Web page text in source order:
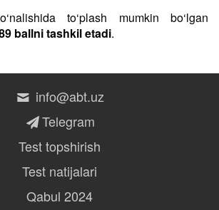
to‘plash mumkin bo‘lgan
ballni tashkil etadi.
info@abt.uz
Telegram
Test topshirish
Test natijalari
Qabul 2024